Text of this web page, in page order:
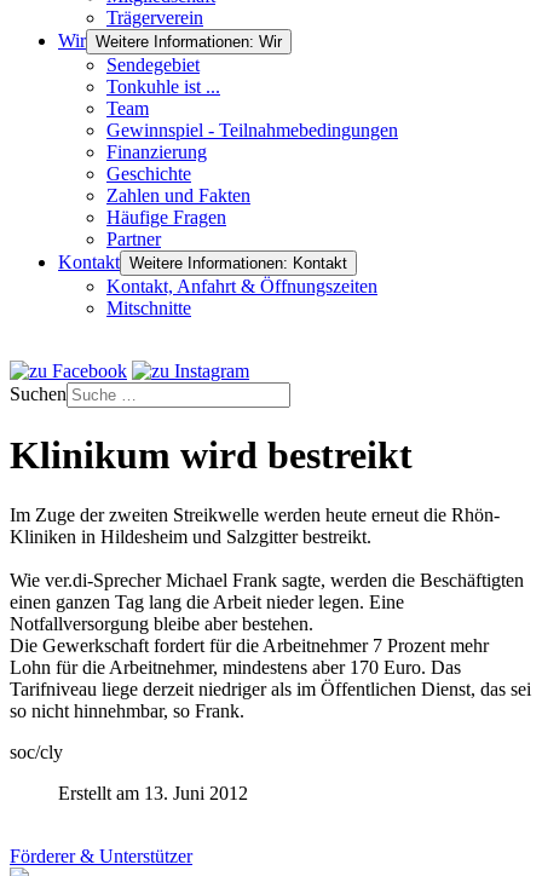
Trägerverein
Wir Weitere Informationen: Wir
Sendegebiet
Tonkuhle ist ...
Team
Gewinnspiel - Teilnahmebedingungen
Finanzierung
Geschichte
Zahlen und Fakten
Häufige Fragen
Partner
Kontakt Weitere Informationen: Kontakt
Kontakt, Anfahrt & Öffnungszeiten
Mitschnitte
Suchen
Klinikum wird bestreikt
Im Zuge der zweiten Streikwelle werden heute erneut die Rhön-
Kliniken in Hildesheim und Salzgitter bestreikt.
Wie ver.di-Sprecher Michael Frank sagte, werden die Beschäftigten
einen ganzen Tag lang die Arbeit nieder legen. Eine
Notfallversorgung bleibe aber bestehen.
Die Gewerkschaft fordert für die Arbeitnehmer 7 Prozent mehr
Lohn für die Arbeitnehmer, mindestens aber 170 Euro. Das
Tarifniveau liege derzeit niedriger als im Öffentlichen Dienst, das sei
so nicht hinnehmbar, so Frank.
soc/cly
Erstellt am 13. Juni 2012
Förderer & Unterstützer